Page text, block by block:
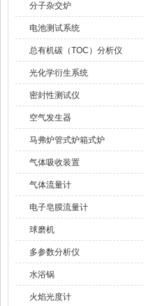
分子杂交炉
电池测试系统
总有机碳（TOC）分析仪
光化学衍生系统
密封性测试仪
空气发生器
马弗炉管式炉箱式炉
气体吸收装置
气体流量计
电子皂膜流量计
球磨机
多参数分析仪
水浴锅
火焰光度计